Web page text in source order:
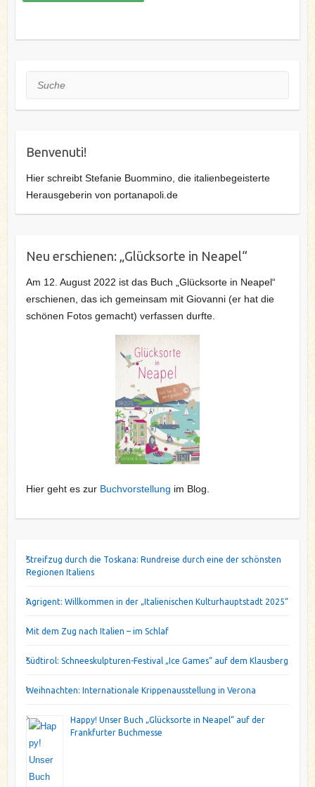
Suche
Benvenuti!
Hier schreibt Stefanie Buommino, die italienbegeisterte
Herausgeberin von portanapoli.de
Neu erschienen: „Glücksorte in Neapel“
Am 12. August 2022 ist das Buch „Glücksorte in Neapel“
erschienen, das ich gemeinsam mit Giovanni (er hat die
schönen Fotos gemacht) verfassen durfte.
Hier geht es zur Buchvorstellung im Blog.
Streifzug durch die Toskana: Rundreise durch eine der schönsten
Regionen Italiens
Agrigent: Willkommen in der „Italienischen Kulturhauptstadt 2025“
Mit dem Zug nach Italien – im Schlaf
Südtirol: Schneeskulpturen-Festival „Ice Games“ auf dem Klausberg
Weihnachten: Internationale Krippenausstellung in Verona
Happy! Unser Buch „Glücksorte in Neapel“ auf der
Frankfurter Buchmesse